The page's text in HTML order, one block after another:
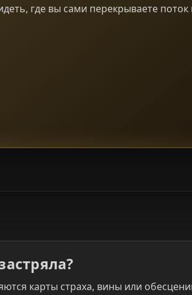
где вы сами перекрываете
карты страха, вины или